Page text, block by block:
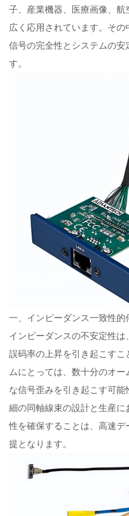
子、産業機器、医療画像、
広く応用されています。そ
信号の完全性とシステムの
す。
一、インピーダンス一致性
インピーダンスの不安定性は
誤码率の上昇を引き起こす
ムにとっては、数十分のオ
な信号歪みを引き起こす可
細の同軸線束の設計と生産
性を確保することは、高速
提となります。